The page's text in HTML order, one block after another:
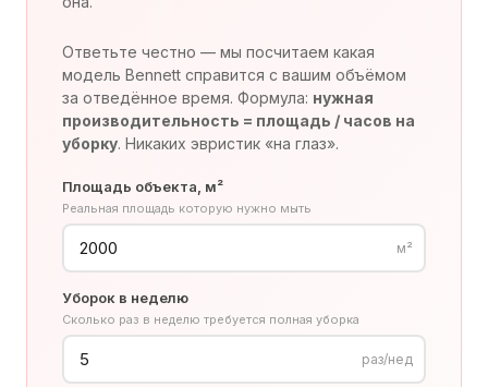
Ответьте честно — мы посчитаем какая
модель Bennett справится с вашим объёмом
за отведённое время. Формула: нужная
производительность = площадь / часов на
уборку. Никаких эвристик «на глаз».
Площадь объекта, м²
Реальная площадь которую нужно мыть
м²
Уборок в неделю
Сколько раз в неделю требуется полная уборка
раз/нед